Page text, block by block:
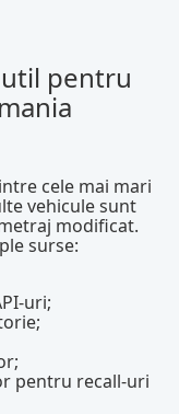
util pentru
cele mai mari
vehicule sunt
modificat.
surse:
uri;
pentru recall-uri